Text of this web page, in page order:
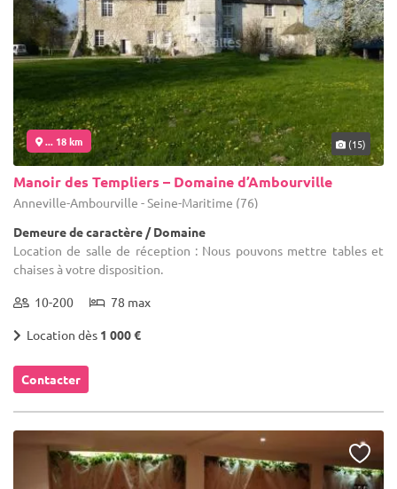
... 18 km (15)
Manoir des Templiers – Domaine d’Ambourville
Anneville-Ambourville - Seine-Maritime (76)
Demeure de caractère / Domaine
Location de salle de réception : Nous pouvons mettre tables et
chaises à votre disposition.
10-200 78 max
Location dès 1 000 €
Contacter